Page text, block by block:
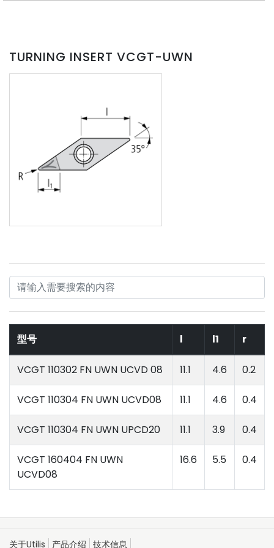
TURNING INSERT VCGT-UWN
型号 l l1 r
VCGT 110302 FN UWN UCVD 08 11.1 4.6 0.2
VCGT 110304 FN UWN UCVD08 11.1 4.6 0.4
VCGT 110304 FN UWN UPCD20 11.1 3.9 0.4
VCGT 160404 FN UWN
UCVD08
16.6 5.5 0.4
关于Utilis 产品介绍 技术信息